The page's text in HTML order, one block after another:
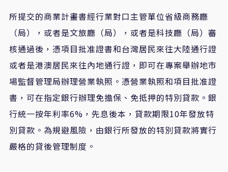
所提交的商業計畫書經行業對口主管單位省級商務廳
（局），或者是文旅廳（局），或者是科技廳（局）審
核通過後，憑項目批准證書和台灣居民來往大陸通行證
或者是港澳居民來往內地通行證，即可在專案舉辦地市
場監督管理局辦理營業執照。憑營業執照和項目批准證
書，可在指定銀行辦理免擔保、免抵押的特別貸款。銀
行統一按年利率6%，先息後本，貸款期限10年發放特
別貸款。為規避風險，由銀行所發放的特別貸款將實行
嚴格的貸後管理制度。